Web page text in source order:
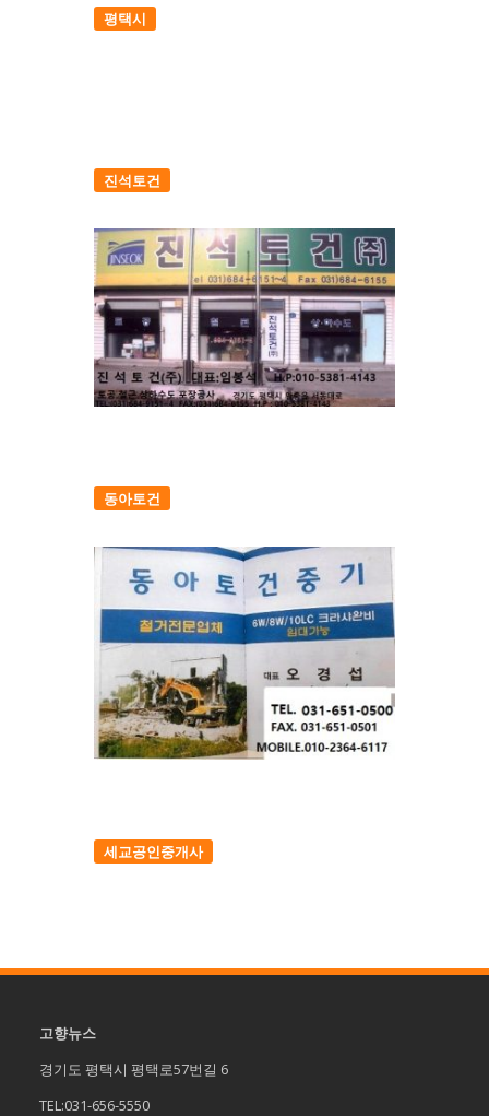
평택시
진석토건
동아토건
세교공인중개사
고향뉴스
경기도 평택시 평택로57번길 6
TEL:031-656-5550